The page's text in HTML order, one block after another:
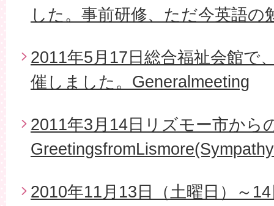
した。事前研修、ただ今英語の
2011年5月17日総合福祉会館で
催しました。Generalmeeting
2011年3月14日リズモー市から
2010年11月13日（土曜日）～